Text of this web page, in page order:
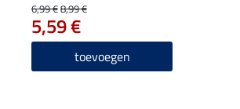
6,99 €8,99 €
5,59 €
toevoegen